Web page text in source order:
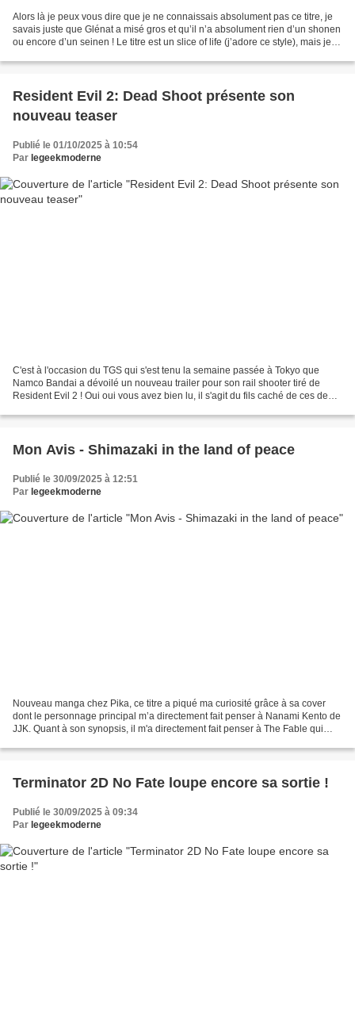
Alors là je peux vous dire que je ne connaissais absolument pas ce titre, je
savais juste que Glénat a misé gros et qu’il n’a absolument rien d’un shonen
ou encore d’un seinen ! Le titre est un slice of life (j’adore ce style), mais je
Resident Evil 2: Dead Shoot présente son
nouveau teaser
Publié le 01/10/2025 à 10:54
Par legeekmoderne
C'est à l'occasion du TGS qui s'est tenu la semaine passée à Tokyo que
Namco Bandai a dévoilé un nouveau trailer pour son rail shooter tiré de
Resident Evil 2 ! Oui oui vous avez bien lu, il s'agit du fils caché de ces deux
Mon Avis - Shimazaki in the land of peace
Publié le 30/09/2025 à 12:51
Par legeekmoderne
Nouveau manga chez Pika, ce titre a piqué ma curiosité grâce à sa cover
dont le personnage principal m’a directement fait penser à Nanami Kento de
JJK. Quant à son synopsis, il m'a directement fait penser à The Fable qui
Terminator 2D No Fate loupe encore sa sortie !
Publié le 30/09/2025 à 09:34
Par legeekmoderne